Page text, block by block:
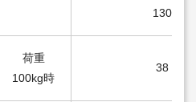
130
荷重
100kg時
38